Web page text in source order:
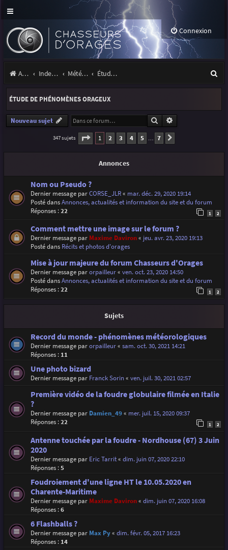
Connexion
Accueil Index du forum Météo et climatologie des orages Étude de phénomènes orageux
e
r
ÉTUDE DE PHÉNOMÈNES ORAGEUX
Nouveau sujet Rechercher
347 sujets Page 1sur
1 2 3 4 5 … 7
Annonces
Nom ou Pseudo ?
Dernier message parCORSE_JLR« mar. déc. 29, 2020 19:14
Posté dansAnnonces, actualités et information du site et du forum
Réponses :22 1 2
Comment mettre une image sur le forum ?
Dernier message par Maxime Daviron« jeu. avr. 23, 2020 19:13
Posté dans Récits et photos d'orages
Mise à jour majeure du forum Chasseurs d'Orages
Dernier message parorpailleur« ven. oct. 23, 2020 14:50
Posté dansAnnonces, actualités et information du site et du forum
Réponses :22 1 2
Sujets
Record du monde - phénomènes météorologiques
Dernier message parorpailleur« sam. oct. 30, 2021 14:21
Réponses : 11
Une photo bizard
Dernier message par Franck Sorin« ven. juil. 30, 2021 02:57
Première vidéo de la foudre globulaire filmée en Italie
?
Dernier message par Damien_49« mer. juil. 15, 2020 09:37
Réponses :22 1 2
Antenne touchée par la foudre - Nordhouse (67) 3 Juin
2020
Dernier message par Eric Tarrit« dim. juin 07, 2020 22:10
Réponses :5
Foudroiement d'une ligne HT le 10.05.2020 en
Charente-Maritime
Dernier message par Maxime Daviron« dim. juin 07, 2020 16:08
Réponses :6
6 Flashballs ?
Dernier message par Max Py« dim. févr. 05, 2017 16:23
Réponses : 14